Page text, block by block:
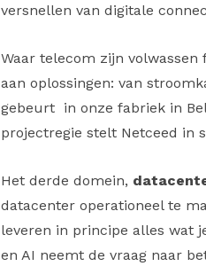
versnellen van digitale
Waar telecom zijn volwassen
aan oplossingen: van
gebeurt in onze fabriek in
projectregie stelt Netceed in
Het derde domein,
datacenter operationeel te
leveren in principe alles wat
en AI neemt de vraag naar